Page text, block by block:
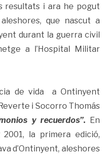
resultats i ara he pogut
que nascut a
durant la guerra civil
a l’Hospital Militar
de vida a Ontinyent
i Socorro Thomás
y recuerdos”. En
la primera edició,
d’Ontinyent, aleshores